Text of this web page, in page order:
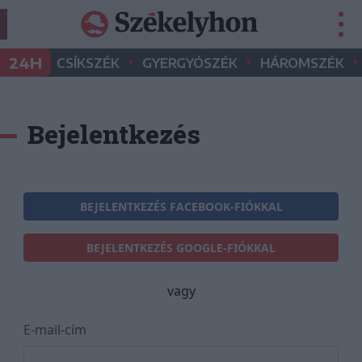
24H CSÍKSZÉK • GYERGYÓSZÉK • HÁROMSZÉK •
Bejelentkezés
BEJELENTKEZÉS FACEBOOK-FIÓKKAL
BEJELENTKEZÉS GOOGLE-FIÓKKAL
vagy
E-mail-cím